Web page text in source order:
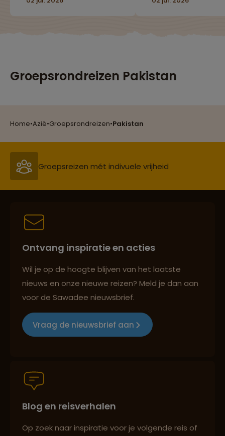
Home•Azië•Groepsrondreizen•Pakistan
Groepsrondreizen Pakistan
Groepsreizen mét indivuele vrijheid
Persoonlijk en deskundig reisadvies
Reizen met oog voor mens, cultuur en milieu
Persoonlijk en deskundig reisadvies
Ontvang inspiratie en acties
Wil je op de hoogte blijven van het laatste
nieuws en onze nieuwe reizen? Meld je dan aan
voor de Sawadee nieuwsbrief.
Vraag de nieuwsbrief aan
Blog en reisverhalen
Op zoek naar inspiratie voor je volgende reis of